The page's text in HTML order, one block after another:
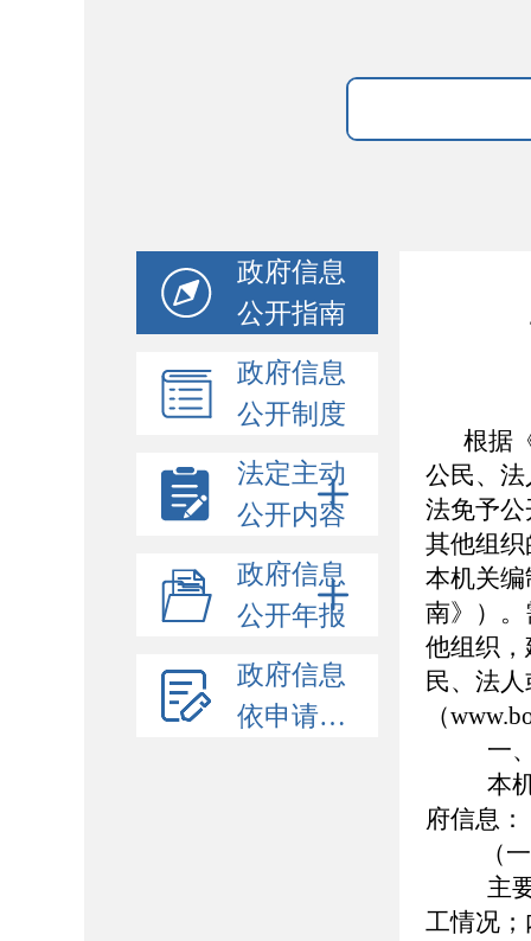
政府信息
公开指南
政府信息
公开制度
法定主动
公开内容
政府信息
公开年报
政府信息
依申请公开
根据
公民、
法免予
其他组
本机关
南》）
他组织
民、法
（
一
本
府信息：
（
主
工情况